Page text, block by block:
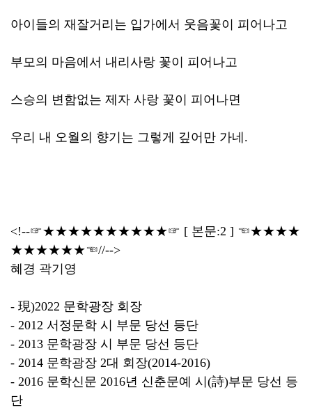
아이들의 재잘거리는 입가에서 웃음꽃이 피어나고
부모의 마음에서 내리사랑 꽃이 피어나고
스승의 변함없는 제자 사랑 꽃이 피어나면
우리 내 오월의 향기는 그렇게 깊어만 가네.
<!--☞★★★★★★★★★★☞ [ 본문:2 ] ☜★★★★
★★★★★★☜//-->
혜경 곽기영
- 現)2022 문학광장 회장
- 2012 서정문학 시 부문 당선 등단
- 2013 문학광장 시 부문 당선 등단
- 2014 문학광장 2대 회장(2014-2016)
- 2016 문학신문 2016년 신춘문예 시(詩)부문 당선 등
단